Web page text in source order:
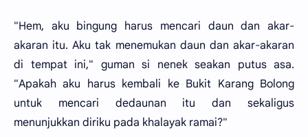
"Hem, aku bingung harus mencari daun dan akar-
akaran itu. Aku tak menemukan daun dan akar-akaran
di tempat ini," guman si nenek seakan putus asa.
"Apakah aku harus kembali ke Bukit Karang Bolong
untuk mencari dedaunan itu dan sekaligus
menunjukkan diriku pada khalayak ramai?"